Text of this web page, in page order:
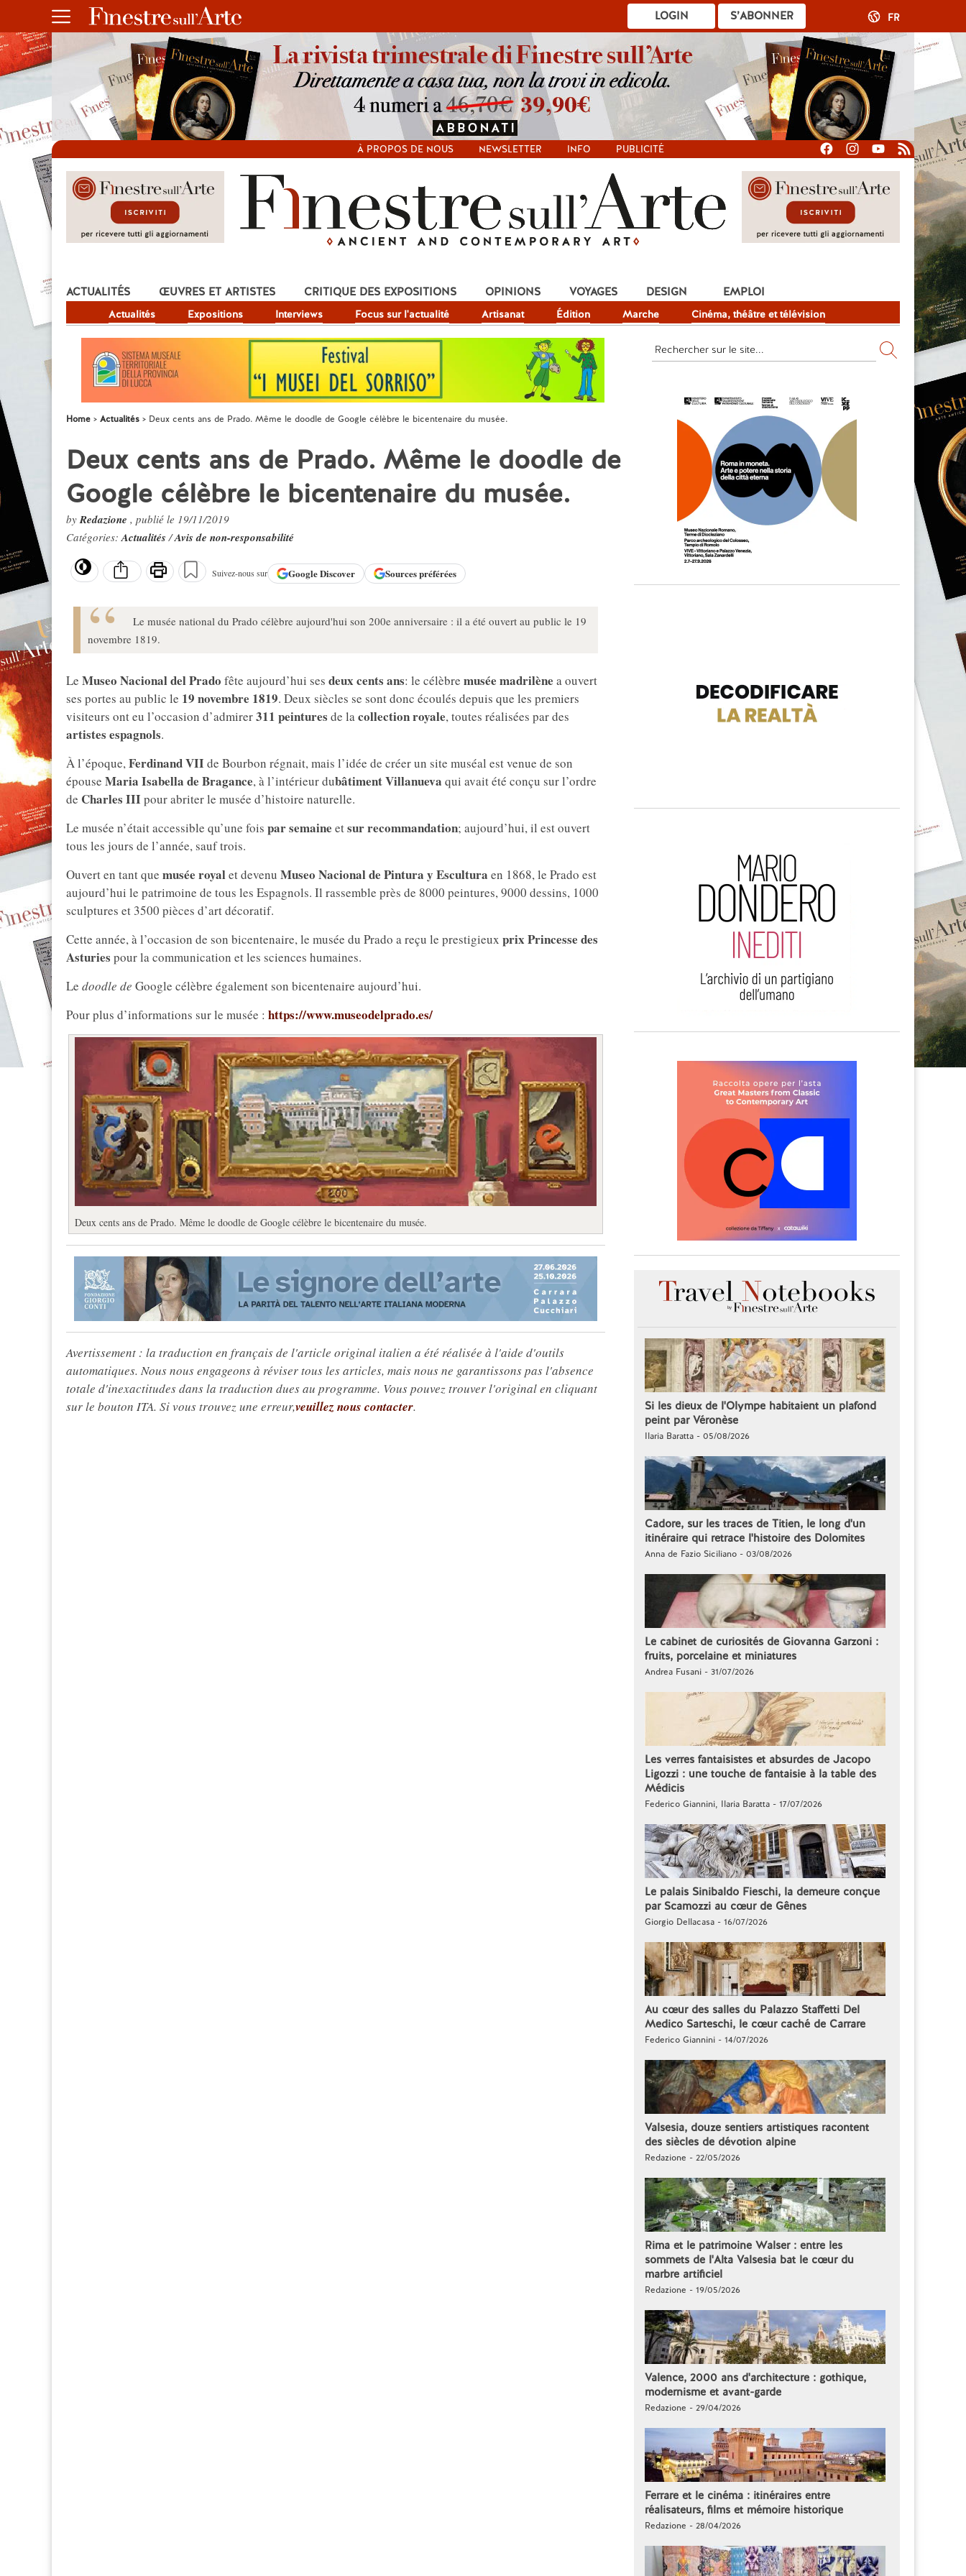
S’ABONNER
LOGIN FR
À PROPOS DE NOUS NEWSLETTER INFO PUBLICITÉ
ACTUALITÉS
Actualités Expositions Interviews Focus sur l'actualité Artisanat Édition Marche Cinéma, théâtre et télévision
ŒUVRES ET ARTISTES CRITIQUE DES EXPOSITIONS OPINIONS VOYAGES DESIGN EMPLOI
Home Actualités Deux cents ans de Prado. Même le doodle de Google célèbre le bicentenaire du musée.
Deux cents ans de Prado. Même le doodle de
Google célèbre le bicentenaire du musée.
byRedazione , publié le 19/11/2019
Catégories:Actualités/Avis de non-responsabilité
Suivez-nous sur GoogleDiscover Sources préférées
Le musée national du Prado célèbre aujourd'hui son 200e anniversaire : il a été ouvert au public le 19
novembre 1819.
Le Museo Nacional del Prado fête aujourd’hui ses deux cents ans: le célèbre musée madrilène a ouvert
ses portes au public le 19 novembre 1819. Deux siècles se sont donc écoulés depuis que les premiers
visiteurs ont eu l’occasion d’admirer311 peintures de lacollection royale, toutes réalisées par des
artistes espagnols.
À l’époque,Ferdinand VIIde Bourbon régnait, mais l’idée de créer un site muséal est venue de son
épouse Maria Isabella de Bragance, à l’intérieur dubâtiment Villanueva qui avait été conçu sur l’ordre
de Charles IIIpour abriter le musée d’histoire naturelle.
Le musée n’était accessible qu’une fois par semaine etsur recommandation; aujourd’hui, il est ouvert
tous les jours de l’année, sauf trois.
Ouvert en tant que musée royalet devenu Museo Nacional de Pintura y Escultura en 1868, le Prado est
aujourd’hui le patrimoine de tous les Espagnols. Il rassemble près de 8000 peintures, 9000 dessins, 1000
sculptures et 3500 pièces d’art décoratif.
Cette année, à l’occasion de son bicentenaire, le musée du Prado a reçu le prestigieux prix Princesse des
Asturies pour la communication et les sciences humaines.
Le doodle de Google célèbre également son bicentenaire aujourd’hui.
Pour plus d’informations sur le musée : https://www.museodelprado.es/
Deux cents ans de Prado. Même le doodle de Google célèbre le bicentenaire du musée.
Avertissement : la traduction en français de l'article original italien a été réalisée à l'aide d'outils
automatiques. Nous nous engageons à réviser tous les articles, mais nous ne garantissons pas l'absence
totale d'inexactitudes dans la traduction dues au programme. Vous pouvez trouver l'original en cliquant
sur le bouton ITA. Si vous trouvez une erreur,veuillez nous contacter.
Si les dieux de l'Olympe habitaient un plafond
peint par Véronèse
Ilaria Baratta - 05/08/2026
Cadore, sur les traces de Titien, le long d'un
itinéraire qui retrace l'histoire des Dolomites
Anna de Fazio Siciliano - 03/08/2026
Le cabinet de curiosités de Giovanna Garzoni :
fruits, porcelaine et miniatures
Andrea Fusani - 31/07/2026
Les verres fantaisistes et absurdes de Jacopo
Ligozzi : une touche de fantaisie à la table des
Médicis
Federico Giannini, Ilaria Baratta - 17/07/2026
Le palais Sinibaldo Fieschi, la demeure conçue
par Scamozzi au cœur de Gênes
Giorgio Dellacasa - 16/07/2026
Au cœur des salles du Palazzo Staffetti Del
Medico Sarteschi, le cœur caché de Carrare
Federico Giannini - 14/07/2026
Valsesia, douze sentiers artistiques racontent
des siècles de dévotion alpine
Redazione - 22/05/2026
Rima et le patrimoine Walser : entre les
sommets de l'Alta Valsesia bat le cœur du
marbre artificiel
Redazione - 19/05/2026
Valence, 2000 ans d'architecture : gothique,
modernisme et avant-garde
Redazione - 29/04/2026
Ferrare et le cinéma : itinéraires entre
réalisateurs, films et mémoire historique
Redazione - 28/04/2026